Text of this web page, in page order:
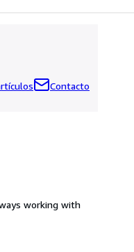
Contacto